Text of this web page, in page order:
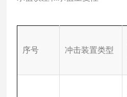
序号 冲击装置类型